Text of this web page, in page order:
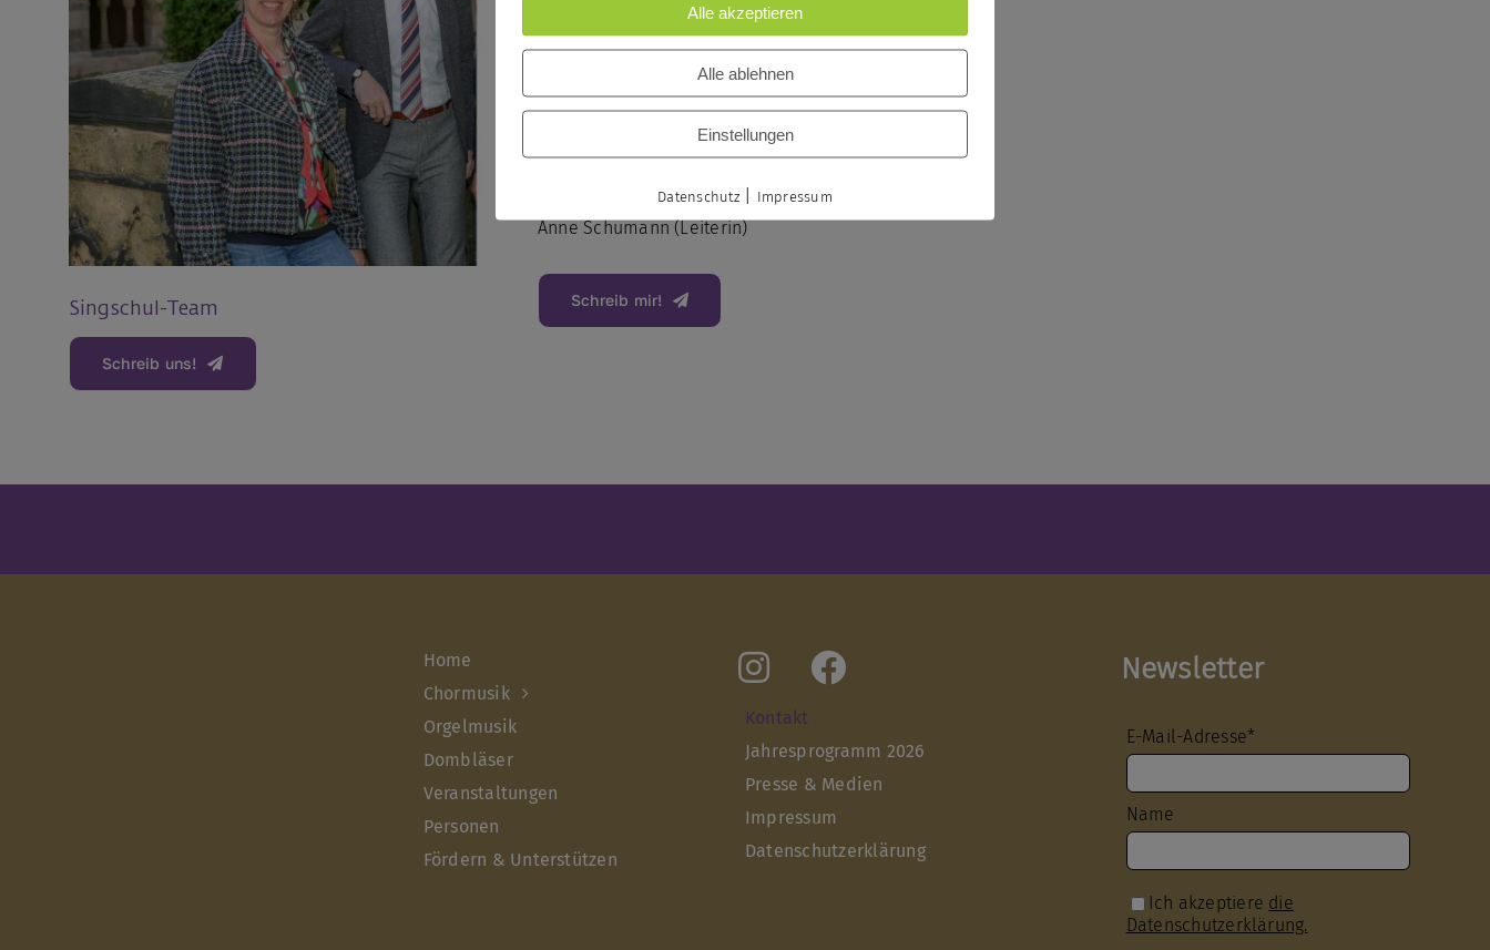
Singschul-Team
Schreib uns!
Anne Schumann (Leiterin)
Schreib mir!
Home
Chormusik
Orgelmusik
Dombläser
Veranstaltungen
Personen
Fördern & Unterstützen
Kontakt
Jahresprogramm 2026
Presse & Medien
Impressum
Datenschutzerklärung
Newsletter
E-Mail-Adresse*
Name
Ich akzeptiere die
Datenschutzerklärung.
Alle akzeptieren
Alle ablehnen
Einstellungen
Datenschutz| Impressum